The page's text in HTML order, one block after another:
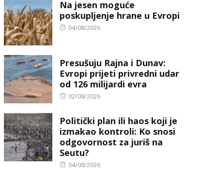
Na jesen moguće
poskupljenje hrane u Evropi
Posted
04/08/2026
Presušuju Rajna i Dunav:
Evropi prijeti privredni udar
od 126 milijardi evra
Posted
02/08/2026
Politički plan ili haos koji je
izmakao kontroli: Ko snosi
odgovornost za juriš na
Seutu?
Posted
04/08/2026